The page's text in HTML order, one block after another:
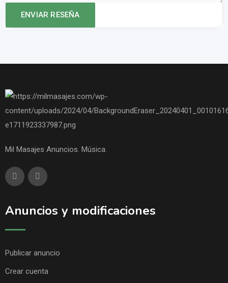
Mil Masajes Anuncios. Música.
Anuncios y modificaciones
Publicar anuncio
Crear cuenta